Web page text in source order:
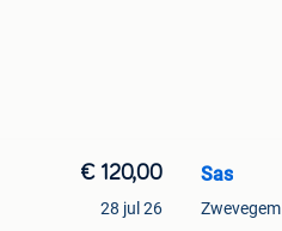
€ 120,00
28 jul 26
Sas
Zwevegem